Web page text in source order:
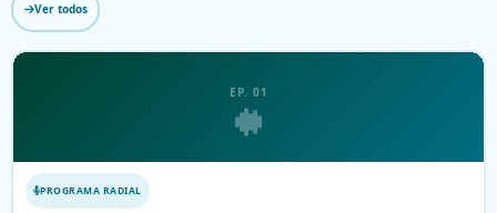
Ver todos
EP. 01
PROGRAMA RADIAL